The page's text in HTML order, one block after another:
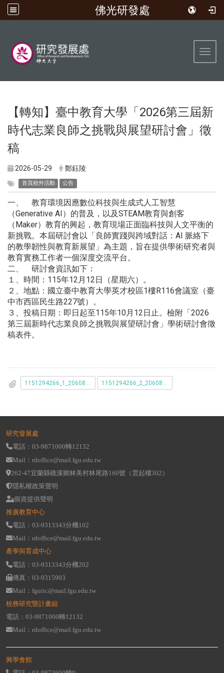
佛光研發處
【轉知】臺中教育大學「2026第三屆新
時代志業良師之挑戰與展望研討會」徵
稿
2026-05-29 鄭鈺陵
首頁校外活動 公告
一、 教育環境因應數位科技與生成式人工智慧
（Generative AI）的普及，以及STEAM教育與創客
（Maker）教育的興起，教育現場正面臨科技與人文平衡的
新挑戰。本屆研討會以「良師實踐與跨域對話：AI 脈絡下
的教學韌性與教育新展望」為主題，旨在提供學術研究者與
教育實務工作者一個深度交流平台。
二、 研討會資訊如下：
１、時間：115年12月12日（星期六）。
２、地點：國立臺中教育大學英才校區1樓R116會議室（臺
中市西區民生路227號）。
３、投稿日期：即日起至115年10月12日止。檢附「2026
第三屆新時代志業良師之挑戰與展望研討會」學術研討會徵
稿表件。
研究發展處
電話：03-9871000轉12132
Mail：rdoffice@mail.fgu.edu.tw
262-47宜蘭縣礁溪鄉林美村林尾路160號（雲起樓302）
隱私權政策聲明
個資提供聲明
推廣教育中心
電話：03-9313343分機102
Mail：rdoffice@mail.fgu.edu.tw
產學與育成中心
電話：03-9313343分機202
傳真：03-9315903
Mail：fguiic@mail.fgu.edu.tw
校務研究暨計畫組
電話：03-9871000轉12132
Mail：rdoffice@mail.fgu.edu.tw
興學會館